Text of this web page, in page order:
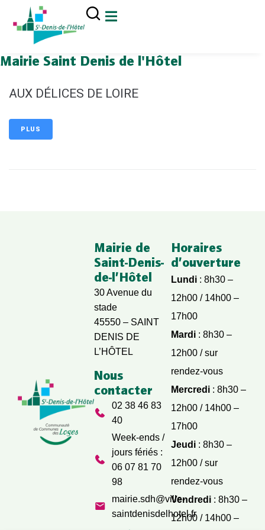
principal
Mairie Saint Denis de l'Hôtel
AUX DÉLICES DE LOIRE
PLUS
Mairie de
Saint-Denis-
de-l’Hôtel
30 Avenue du
stade
45550 – SAINT
DENIS DE
L’HÔTEL
Nous
contacter
02 38 46 83
40
Week-ends /
jours fériés :
06 07 81 70
98
mairie.sdh@ville-
saintdenisdelhotel.fr
Horaires
d’ouverture
Lundi: 8h30 –
12h00 / 14h00 –
17h00
Mardi: 8h30 –
12h00 / sur
rendez-vous
Mercredi: 8h30 –
12h00 / 14h00 –
17h00
Jeudi: 8h30 –
12h00 / sur
rendez-vous
Vendredi: 8h30 –
12h00 / 14h00 –